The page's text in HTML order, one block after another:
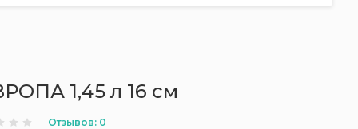
1,45 л 16 см
Отзывов: 0